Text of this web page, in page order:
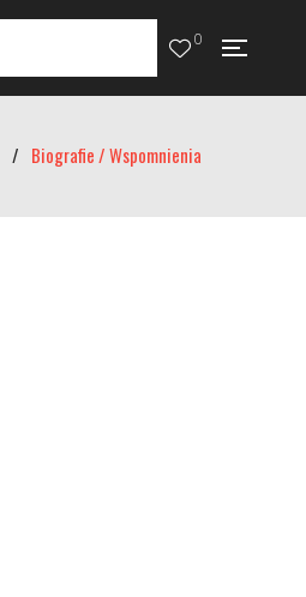
0
/ Biografie / Wspomnienia